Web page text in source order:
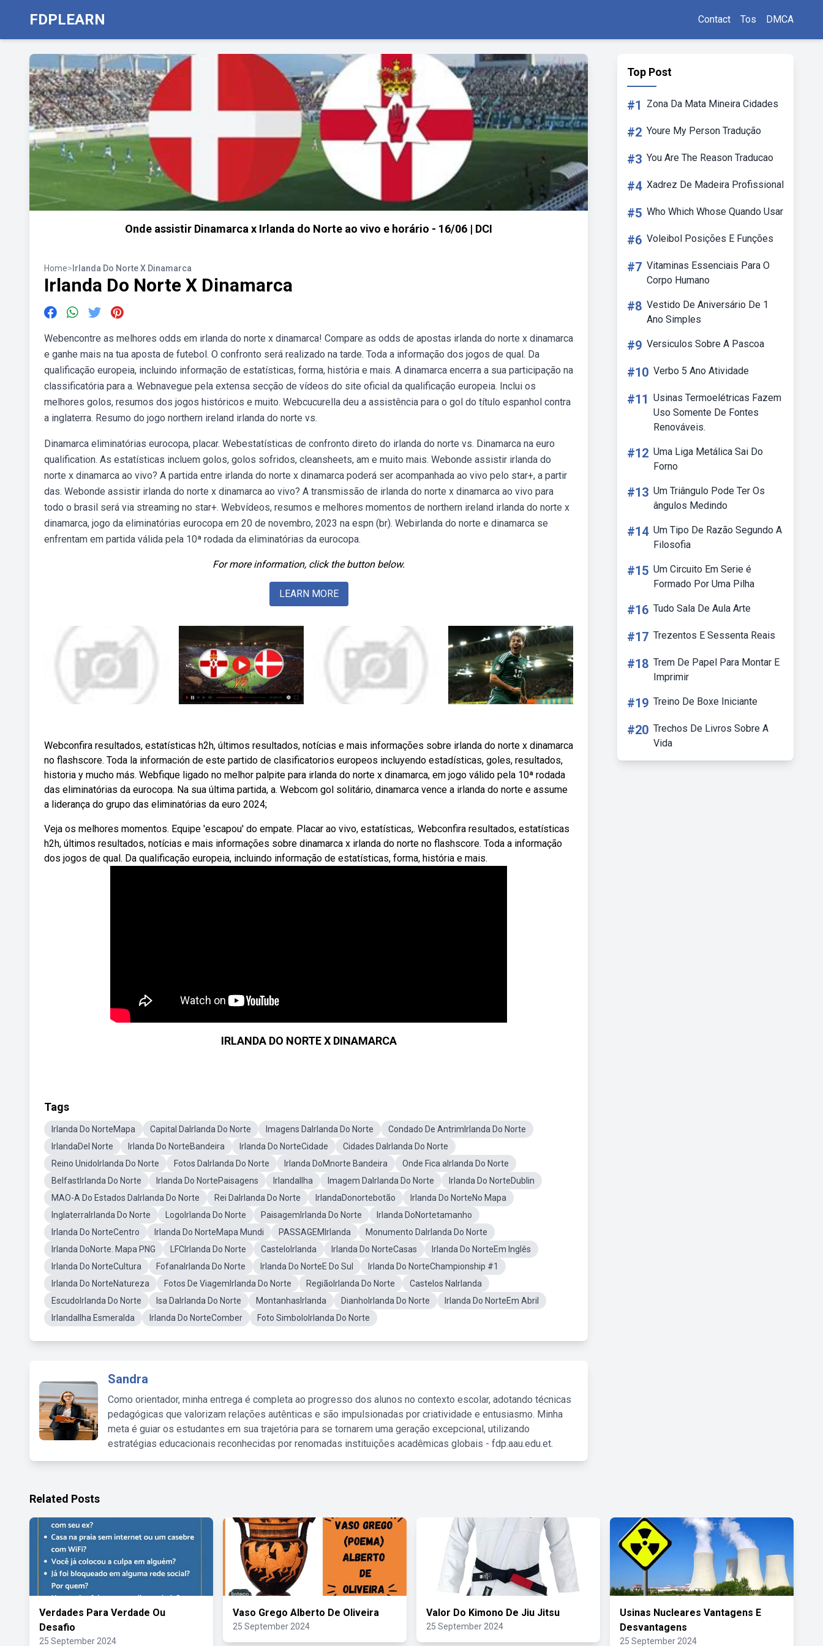
FDPLEARN Contact Tos DMCA
Onde assistir Dinamarca x Irlanda do Norte ao vivo e horário - 16/06 | DCI
Home> Irlanda Do Norte X Dinamarca
Irlanda Do Norte X Dinamarca
Webencontre as melhores odds em irlanda do norte x dinamarca! Compare as odds de apostas irlanda do norte x dinamarca
e ganhe mais na tua aposta de futebol. O confronto será realizado na tarde. Toda a informação dos jogos de qual. Da
qualificação europeia, incluindo informação de estatísticas, forma, história e mais. A dinamarca encerra a sua participação na
classificatória para a. Webnavegue pela extensa secção de vídeos do site oficial da qualificação europeia. Inclui os
melhores golos, resumos dos jogos históricos e muito. Webcucurella deu a assistência para o gol do título espanhol contra
a inglaterra. Resumo do jogo northern ireland irlanda do norte vs.
Dinamarca eliminatórias eurocopa, placar. Webestatísticas de confronto direto do irlanda do norte vs. Dinamarca na euro
qualification. As estatísticas incluem golos, golos sofridos, cleansheets, am e muito mais. Webonde assistir irlanda do
norte x dinamarca ao vivo? A partida entre irlanda do norte x dinamarca poderá ser acompanhada ao vivo pelo star+, a partir
das. Webonde assistir irlanda do norte x dinamarca ao vivo? A transmissão de irlanda do norte x dinamarca ao vivo para
todo o brasil será via streaming no star+. Webvídeos, resumos e melhores momentos de northern ireland irlanda do norte x
dinamarca, jogo da eliminatórias eurocopa em 20 de novembro, 2023 na espn (br). Webirlanda do norte e dinamarca se
enfrentam em partida válida pela 10ª rodada da eliminatórias da eurocopa.
For more information, click the button below.
LEARN MORE
Webconfira resultados, estatísticas h2h, últimos resultados, notícias e mais informações sobre irlanda do norte x dinamarca
no flashscore. Toda la información de este partido de clasificatorios europeos incluyendo estadísticas, goles, resultados,
historia y mucho más. Webfique ligado no melhor palpite para irlanda do norte x dinamarca, em jogo válido pela 10ª rodada
das eliminatórias da eurocopa. Na sua última partida, a. Webcom gol solitário, dinamarca vence a irlanda do norte e assume
a liderança do grupo das eliminatórias da euro 2024;
Veja os melhores momentos. Equipe 'escapou' do empate. Placar ao vivo, estatísticas,. Webconfira resultados, estatísticas
h2h, últimos resultados, notícias e mais informações sobre dinamarca x irlanda do norte no flashscore. Toda a informação
dos jogos de qual. Da qualificação europeia, incluindo informação de estatísticas, forma, história e mais.
IRLANDA DO NORTE X DINAMARCA
Tags
Irlanda Do NorteMapa Capital DaIrlanda Do Norte Imagens DaIrlanda Do Norte
Condado De AntrimIrlanda Do Norte
IrlandaDel Norte
Irlanda Do NorteBandeira Irlanda Do NorteCidade
Cidades DaIrlanda Do Norte
Reino UnidoIrlanda Do Norte
Fotos DaIrlanda Do Norte Irlanda DoMnorte Bandeira
Onde Fica aIrlanda Do Norte
BelfastIrlanda Do Norte
Irlanda Do NortePaisagens IrlandaIlha Imagem DaIrlanda Do Norte
Irlanda Do NorteDublin
MAO-A Do Estados DaIrlanda Do Norte
Rei DaIrlanda Do Norte IrlandaDonortebotão
Irlanda Do NorteNo Mapa
InglaterraIrlanda Do Norte
LogoIrlanda Do Norte PaisagemIrlanda Do Norte
Irlanda DoNortetamanho
Irlanda Do NorteCentro
Irlanda Do NorteMapa Mundi PASSAGEMIrlanda
Monumento DaIrlanda Do Norte
Irlanda DoNorte. Mapa PNG
LFCIrlanda Do Norte CasteloIrlanda Irlanda Do NorteCasas
Irlanda Do NorteEm Inglês
Irlanda Do NorteCultura
FofanaIrlanda Do Norte Irlanda Do NorteE Do Sul
Irlanda Do NorteChampionship #1
Irlanda Do NorteNatureza
Fotos De ViagemIrlanda Do Norte RegiãoIrlanda Do Norte
Castelos NaIrlanda
EscudoIrlanda Do Norte
Isa DaIrlanda Do Norte MontanhasIrlanda DianhoIrlanda Do Norte
Irlanda Do NorteEm Abril
IrlandaIlha Esmeralda
Irlanda Do NorteComber Foto SimboloIrlanda Do Norte
Sandra
Como orientador, minha entrega é completa ao progresso dos alunos no contexto escolar, adotando técnicas
pedagógicas que valorizam relações autênticas e são impulsionadas por criatividade e entusiasmo. Minha
meta é guiar os estudantes em sua trajetória para se tornarem uma geração excepcional, utilizando
estratégias educacionais reconhecidas por renomadas instituições acadêmicas globais - fdp.aau.edu.et.
Top Post
#1 Zona Da Mata Mineira Cidades
#2 Youre My Person Tradução
#3 You Are The Reason Traducao
#4 Xadrez De Madeira Profissional
#5 Who Which Whose Quando Usar
#6 Voleibol Posições E Funções
#7 Vitaminas Essenciais Para O
Corpo Humano
#8 Vestido De Aniversário De 1
Ano Simples
#9 Versiculos Sobre A Pascoa
#10 Verbo 5 Ano Atividade
#11 Usinas Termoelétricas Fazem
Uso Somente De Fontes
Renováveis.
#12 Uma Liga Metálica Sai Do
Forno
#13 Um Triângulo Pode Ter Os
ângulos Medindo
#14 Um Tipo De Razão Segundo A
Filosofia
#15 Um Circuito Em Serie é
Formado Por Uma Pilha
#16 Tudo Sala De Aula Arte
#17 Trezentos E Sessenta Reais
#18 Trem De Papel Para Montar E
Imprimir
#19 Treino De Boxe Iniciante
#20 Trechos De Livros Sobre A
Vida
Related Posts
Verdades Para Verdade Ou
Desafio
25 September 2024
Vaso Grego Alberto De Oliveira
25 September 2024
Valor Do Kimono De Jiu Jitsu
25 September 2024
Usinas Nucleares Vantagens E
Desvantagens
25 September 2024